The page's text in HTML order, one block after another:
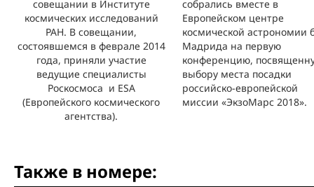
совещании в Институте
космических исследований
РАН. В совещании,
состоявшемся в феврале 2014
года, приняли участие
ведущие специалисты
Роскосмоса и ESA
(Европейского космического
агентства).
собрались вместе в
Европейском центре
космической астрономии
Мадрида на первую
конференцию,
выбору места посадки
российско-европейской
миссии «ЭкзоМарс 2018».
Также в номере: